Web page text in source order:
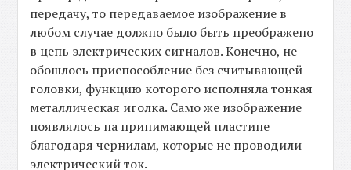
передачу, то передаваемое изображение в
любом случае должно было быть преображено
в цепь электрических сигналов. Конечно, не
обошлось приспособление без считывающей
головки, функцию которого исполняла тонкая
металлическая иголка. Само же изображение
появлялось на принимающей пластине
благодаря чернилам, которые не проводили
электрический ток.